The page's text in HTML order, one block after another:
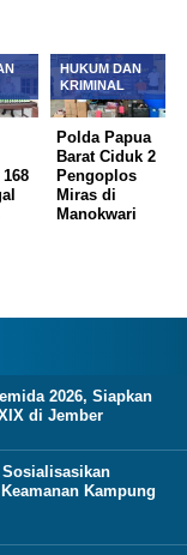
HUKUM DAN
KRIMINAL
Polda Papua
Barat Ciduk 2
Pengoplos
Miras di
Manokwari
2026, Siapkan
di Jember
Sosialisasikan
Kampung